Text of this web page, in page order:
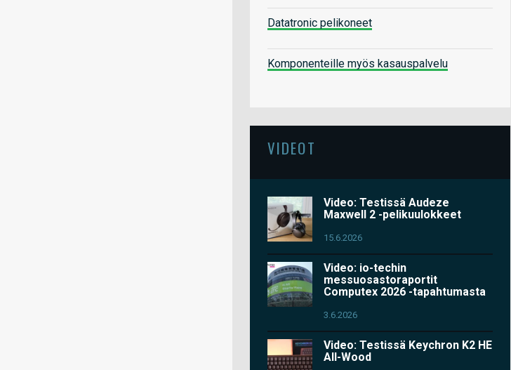
Datatronic pelikoneet
Komponenteille myös kasauspalvelu
VIDEOT
Video: Testissä Audeze
Maxwell 2 -pelikuulokkeet
15.6.2026
Video: io-techin
messuosastoraportit
Computex 2026 -tapahtumasta
3.6.2026
Video: Testissä Keychron K2 HE
All-Wood